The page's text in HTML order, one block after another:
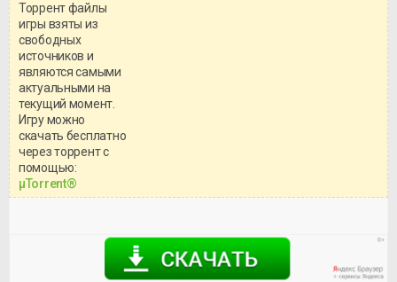
системными требованиями и
Торрент файлы
игры взяты из
свободных
источников и
являются самыми
актуальными на
текущий момент.
Игру можно
скачать бесплатно
через торрент с
помощью:
μTorrent®